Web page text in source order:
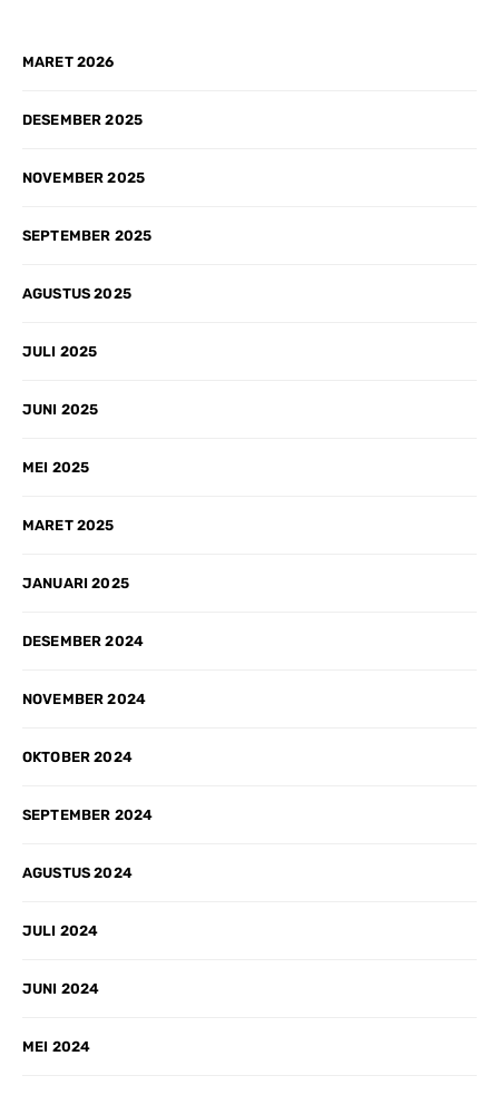
MARET 2026
DESEMBER 2025
NOVEMBER 2025
SEPTEMBER 2025
AGUSTUS 2025
JULI 2025
JUNI 2025
MEI 2025
MARET 2025
JANUARI 2025
DESEMBER 2024
NOVEMBER 2024
OKTOBER 2024
SEPTEMBER 2024
AGUSTUS 2024
JULI 2024
JUNI 2024
MEI 2024